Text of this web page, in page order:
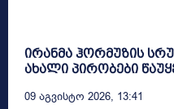
ირანმა ჰორმუზის
ახალი პირობები
09 Აგვისტო 2026, 13:41